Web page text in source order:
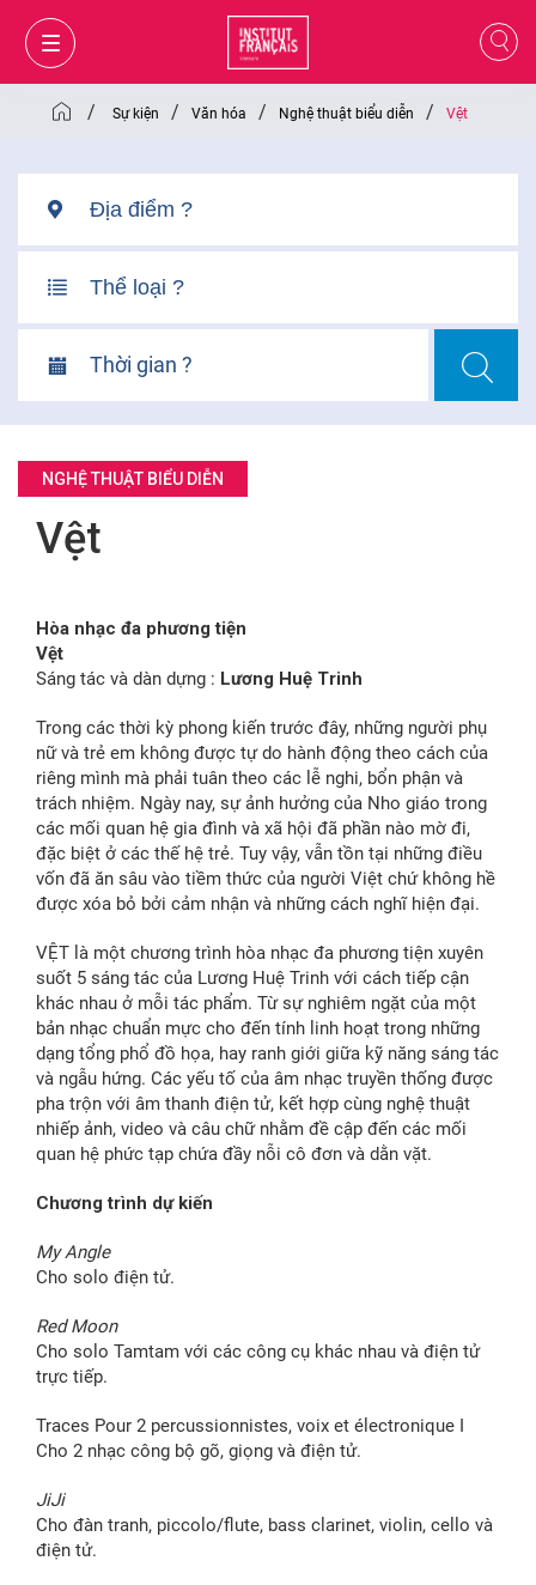
/ Sự kiện / Văn hóa / Nghệ thuật biểu diễn / Vệt
Thời gian ?
NGHỆ THUẬT BIỂU DIỄN
Vệt
Hòa nhạc đa phương tiện
Vệt
Sáng tác và dàn dựng : Lương Huệ Trinh
Trong các thời kỳ phong kiến trước đây, những người phụ
nữ và trẻ em không được tự do hành động theo cách của
riêng mình mà phải tuân theo các lễ nghi, bổn phận và
trách nhiệm. Ngày nay, sự ảnh hưởng của Nho giáo trong
các mối quan hệ gia đình và xã hội đã phần nào mờ đi,
đặc biệt ở các thế hệ trẻ. Tuy vậy, vẫn tồn tại những điều
vốn đã ăn sâu vào tiềm thức của người Việt chứ không hề
được xóa bỏ bởi cảm nhận và những cách nghĩ hiện đại.
VỆT là một chương trình hòa nhạc đa phương tiện xuyên
suốt 5 sáng tác của Lương Huệ Trinh với cách tiếp cận
khác nhau ở mỗi tác phẩm. Từ sự nghiêm ngặt của một
bản nhạc chuẩn mực cho đến tính linh hoạt trong những
dạng tổng phổ đồ họa, hay ranh giới giữa kỹ năng sáng tác
và ngẫu hứng. Các yếu tố của âm nhạc truyền thống được
pha trộn với âm thanh điện tử, kết hợp cùng nghệ thuật
nhiếp ảnh, video và câu chữ nhằm đề cập đến các mối
quan hệ phức tạp chứa đầy nỗi cô đơn và dằn vặt.
Chương trình dự kiến
My Angle
Cho solo điện tử.
Red Moon
Cho solo Tamtam với các công cụ khác nhau và điện tử
trực tiếp.
Traces Pour 2 percussionnistes, voix et électronique I
Cho 2 nhạc công bộ gõ, giọng và điện tử.
JiJi
Cho đàn tranh, piccolo/flute, bass clarinet, violin, cello và
điện tử.